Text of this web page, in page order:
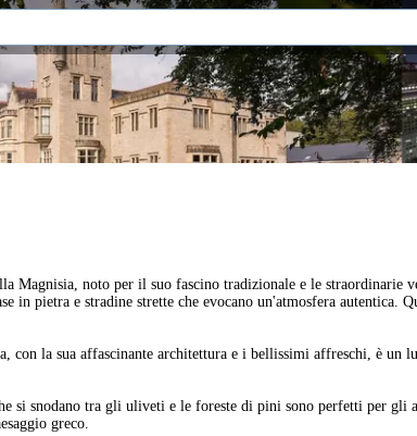
Magnisia, noto per il suo fascino tradizionale e le straordinarie
pietra e stradine strette che evocano un'atmosfera autentica.
con la sua affascinante architettura e i bellissimi affreschi, è un
si snodano tra gli uliveti e le foreste di pini sono perfetti per gli
greco.